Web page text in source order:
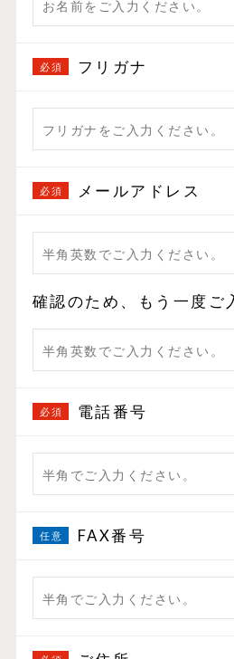
フリガナ
メールアドレス
確認のため、もう一度ご
電話番号
FAX番号